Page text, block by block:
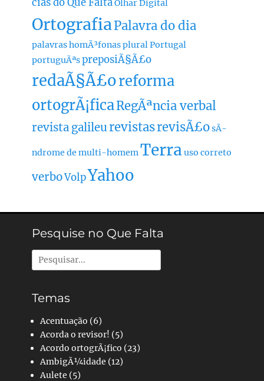
cias do Que FaltaOlhar Digital
OrtografiaPalavra do dia
palavras homÃ³fonaspluralPortugal
portuguÃªspreposiÃ§Ã£o
redaÃ§Ã£oreforma
ortogrÃ¡ficaRegÃªncia verbal
revista galileurevistasrevisÃ£osÃ­
ndrome de multi-homemTerra uso correto
verboVolpYahoo
Pesquise no Que Falta
Pesquisar
por:
Temas
Acentuação (6)
Acorda o revisor! (5)
Acordo ortogrÃ¡fico (23)
AmbigÃ¼idade (12)
Aulete (5)